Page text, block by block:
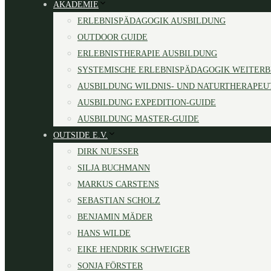
AKADEMIE
ERLEBNISPÄDAGOGIK AUSBILDUNG
OUTDOOR GUIDE
ERLEBNISTHERAPIE AUSBILDUNG
SYSTEMISCHE ERLEBNISPÄDAGOGIK
AUSBILDUNG WILDNIS- UND
AUSBILDUNG EXPEDITION-GUIDE
AUSBILDUNG MASTER-GUIDE
OUTSIDE E.V.
DIRK NUESSER
SILJA BUCHMANN
MARKUS CARSTENS
SEBASTIAN SCHOLZ
BENJAMIN MÄDER
HANS WILDE
EIKE HENDRIK SCHWEIGER
SONJA FÖRSTER